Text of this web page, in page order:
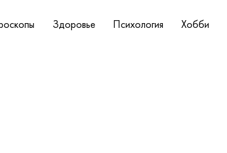
Здоровье Психология Хобби